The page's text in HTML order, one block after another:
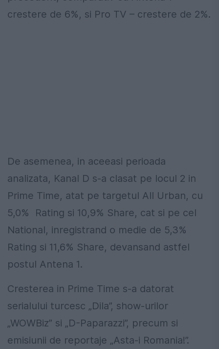
crestere de 6%, si Pro TV – crestere de 2%.
De asemenea, in aceeasi perioada
analizata, Kanal D s-a clasat pe locul 2 in
Prime Time, atat pe targetul All Urban, cu
5,0% Rating si 10,9% Share, cat si pe cel
National, inregistrand o medie de 5,3%
Rating si 11,6% Share, devansand astfel
postul Antena 1.
Cresterea in Prime Time s-a datorat
serialului turcesc „Dila”, show-urilor
„WOWBiz” si „D-Paparazzi”, precum si
emisiunii de reportaje „Asta-i Romania!”.